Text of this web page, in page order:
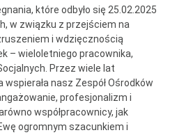
które odbyło się 25.02.2025
w związku z przejściem na
i wdzięcznością
– wieloletniego pracownika,
Przez wiele lat
wspierała nasz Zespół Ośrodków
profesjonalizm i
współpracownicy, jak
ogromnym szacunkiem i